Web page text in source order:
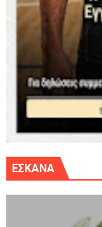
ΕΣΚΑΝΑ